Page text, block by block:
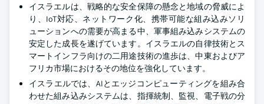
イスラエルは、戦略的な安全保障の懸念と地域の脅威によ
り、IoT対応、ネットワーク化、携帯可能な組み込みソリ
ューションへの需要が高まる中、軍事組み込みシステムの
安定した成長を遂げています。イスラエルの自律技術とス
マートインフラ向けの二用途技術の進歩は、中東およびア
フリカ市場におけるその地位を強化しています。
イスラエルでは、AIとエッジコンピューティングを組み合
わせた組み込みシステムは、指揮統制、監視、電子戦の分